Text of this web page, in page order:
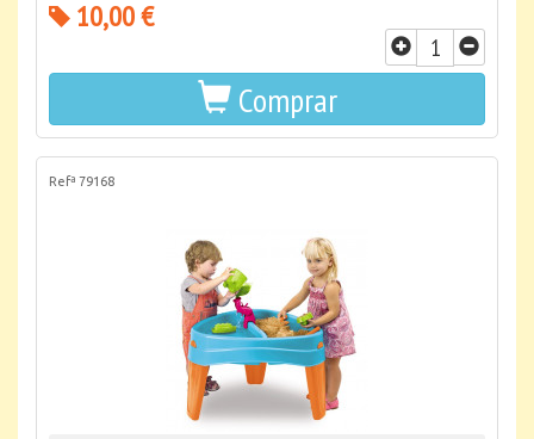
10,00 €
Comprar
Refª 79168